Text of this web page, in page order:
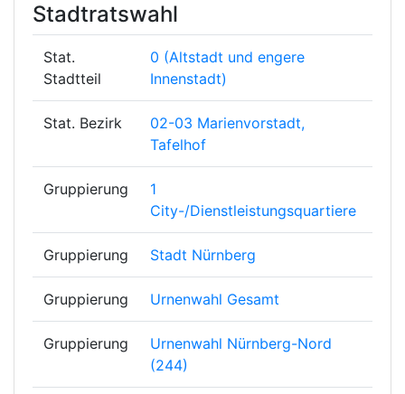
Stadtratswahl
Stat.
Stadtteil
0 (Altstadt und engere
Innenstadt)
Stat. Bezirk
02-03 Marienvorstadt,
Tafelhof
Gruppierung
1
City-/Dienstleistungsquartiere
Gruppierung Stadt Nürnberg
Gruppierung Urnenwahl Gesamt
Gruppierung
Urnenwahl Nürnberg-Nord
(244)